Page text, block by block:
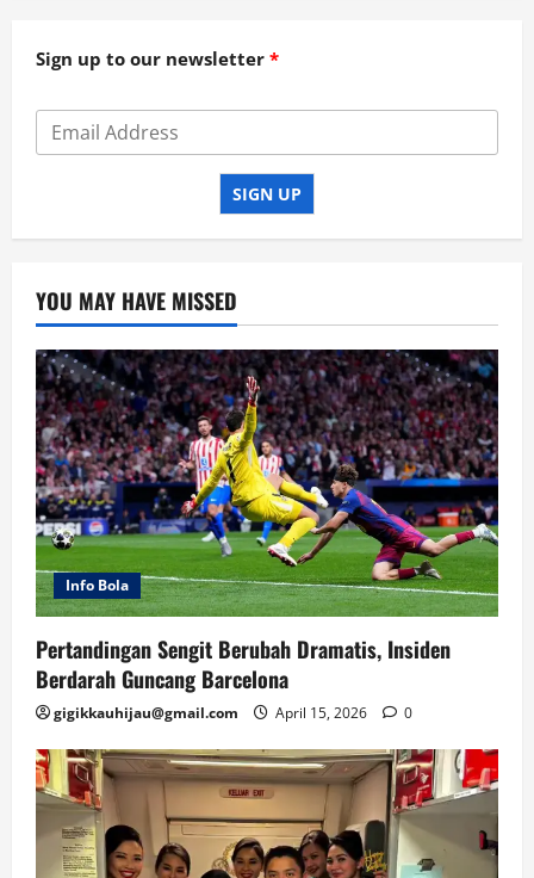
Sign up to our newsletter
SIGN UP
YOU MAY HAVE MISSED
Info Bola
Pertandingan Sengit Berubah Dramatis, Insiden
Berdarah Guncang Barcelona
gigikkauhijau@gmail.com April 15, 2026 0